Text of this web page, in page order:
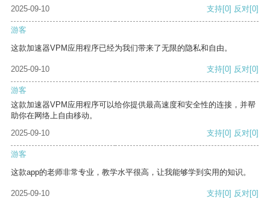
2025-09-10
支持[0] 反对[0]
游客
这款加速器VPM应用程序已经为我们带来了无限的隐私和自由。
2025-09-10 支持[0] 反对[0]
游客
这款加速器VPM应用程序可以给你提供最高速度和安全性的连接，并帮
助你在网络上自由移动。
2025-09-10
支持[0] 反对[0]
游客
这款app的老师非常专业，教学水平很高，让我能够学到实用的知识。
2025-09-10 支持[0] 反对[0]